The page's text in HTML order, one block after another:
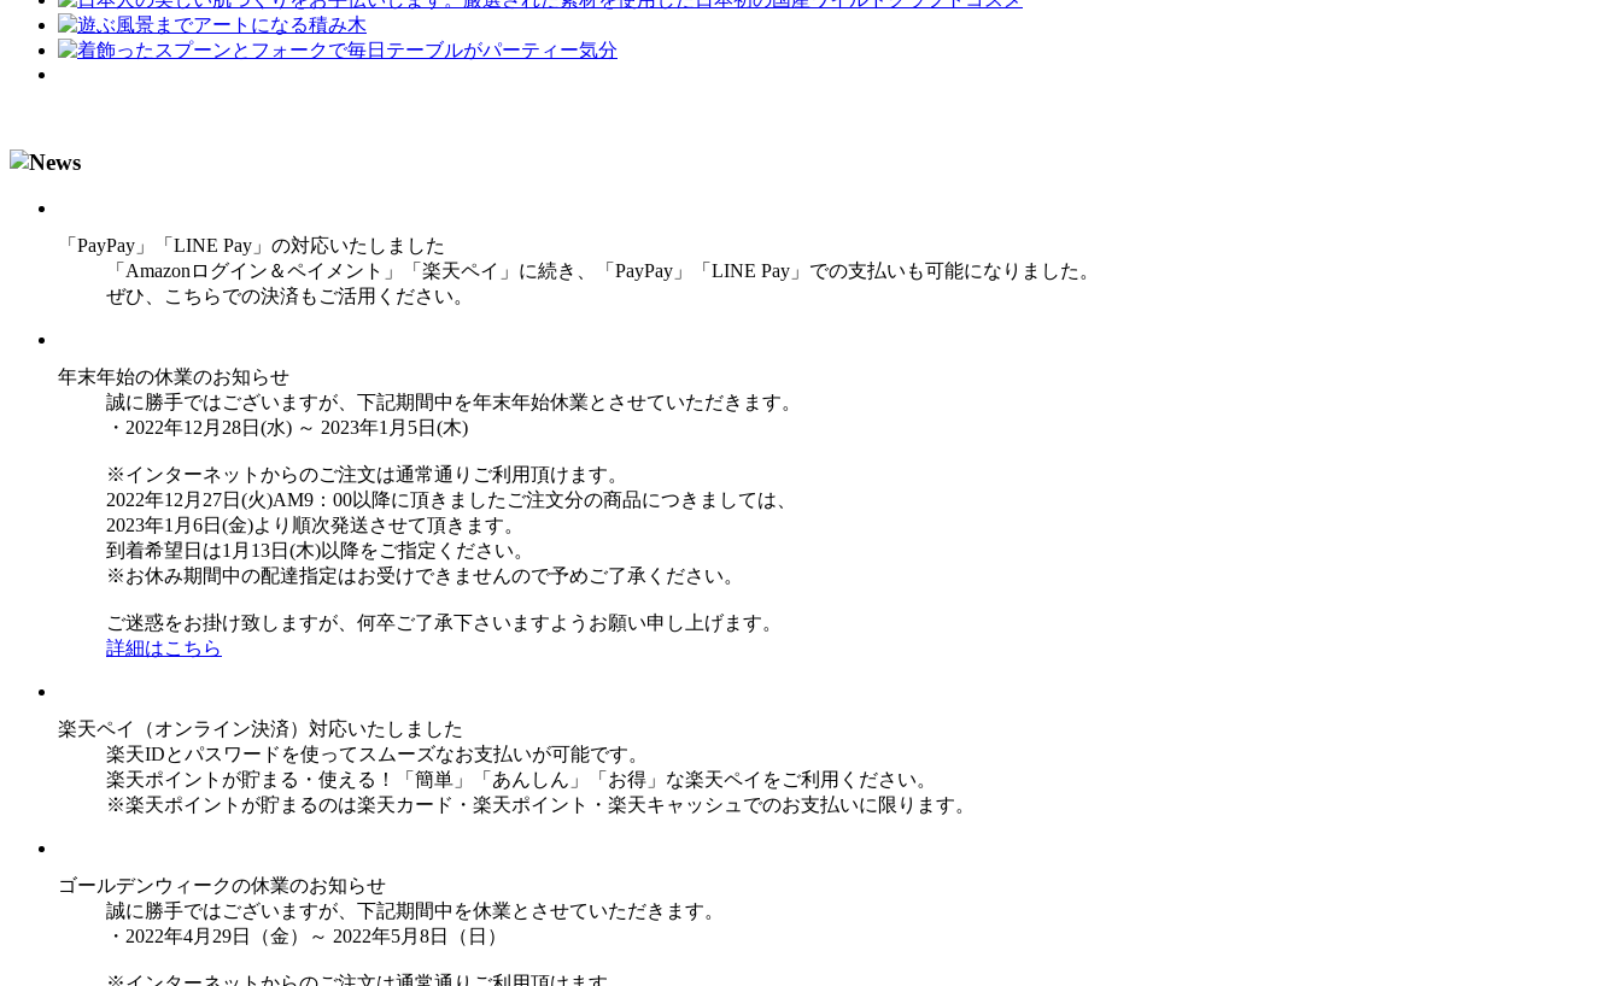
「PayPay」「LINE Pay」の対応いたしました
「Amazonログイン＆ペイメント」「楽天ペイ」に続き、「PayPay」「LINE Pay」での支払いも可能になりました。
ぜひ、こちらでの決済もご活用ください。
年末年始の休業のお知らせ
誠に勝手ではございますが、下記期間中を年末年始休業とさせていただきます。
・2022年12月28日(水) ～ 2023年1月5日(木)
※インターネットからのご注文は通常通りご利用頂けます。
2022年12月27日(火)AM9：00以降に頂きましたご注文分の商品につきましては、
2023年1月6日(金)より順次発送させて頂きます。
到着希望日は1月13日(木)以降をご指定ください。
※お休み期間中の配達指定はお受けできませんので予めご了承ください。
ご迷惑をお掛け致しますが、何卒ご了承下さいますようお願い申し上げます。
詳細はこちら
楽天ペイ（オンライン決済）対応いたしました
楽天IDとパスワードを使ってスムーズなお支払いが可能です。
楽天ポイントが貯まる・使える！「簡単」「あんしん」「お得」な楽天ペイをご利用ください。
※楽天ポイントが貯まるのは楽天カード・楽天ポイント・楽天キャッシュでのお支払いに限ります。
ゴールデンウィークの休業のお知らせ
誠に勝手ではございますが、下記期間中を休業とさせていただきます。
・2022年4月29日（金）～ 2022年5月8日（日）